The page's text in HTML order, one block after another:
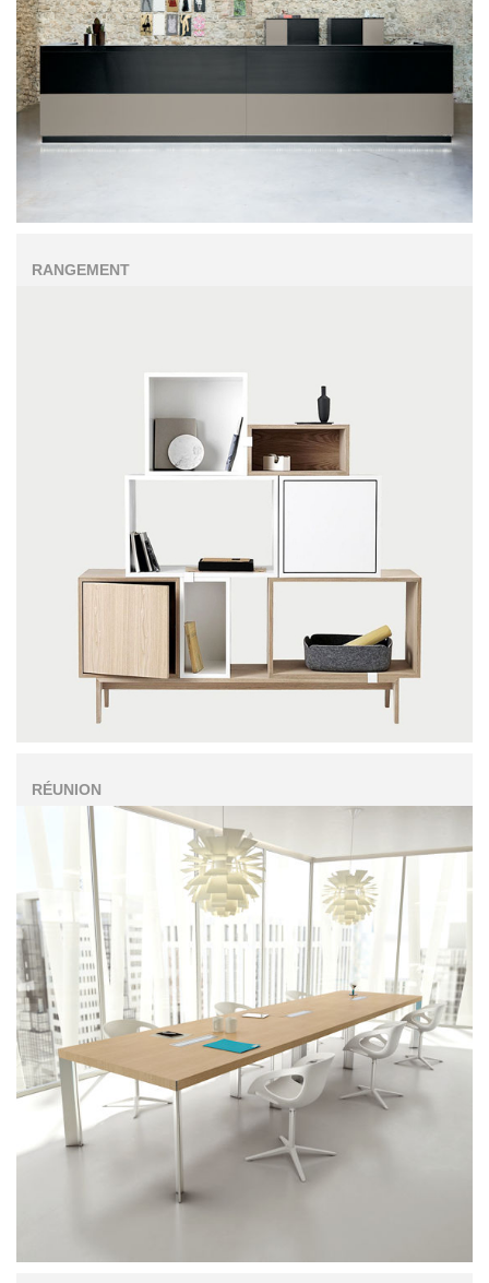
RANGEMENT
RÉUNION